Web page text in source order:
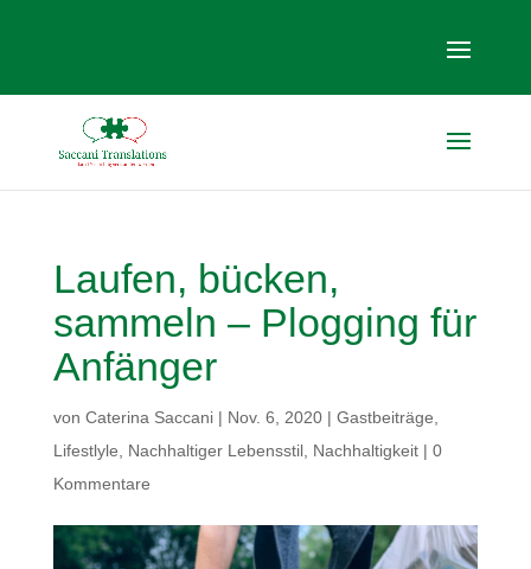
Laufen, bücken,
sammeln – Plogging für
Anfänger
von Caterina Saccani| Nov. 6, 2020| Gastbeiträge
Lifestlyle
Nachhaltiger Lebensstil, Nachhaltigkeit| 0
Kommentare